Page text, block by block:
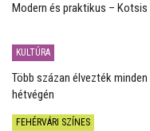
Modern és praktikus – Kotsis
KULTÚRA
Több százan élvezték
hétvégén
FEHÉRVÁRI SZÍNES